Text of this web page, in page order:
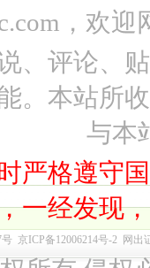
，欢
、评论、
。本站所
与本
严格遵守
一经发现
号 京ICP备12006214号-2 网出